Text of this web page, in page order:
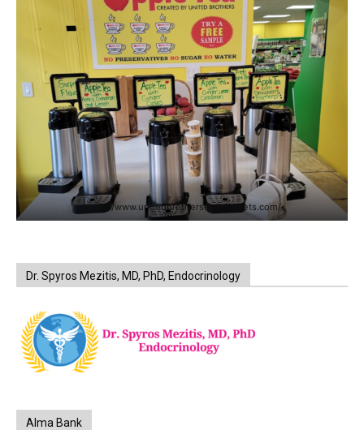
https://www.unitedbrothersfruitmarkets.com/
Dr. Spyros Mezitis, MD, PhD, Endocrinology
Alma Bank